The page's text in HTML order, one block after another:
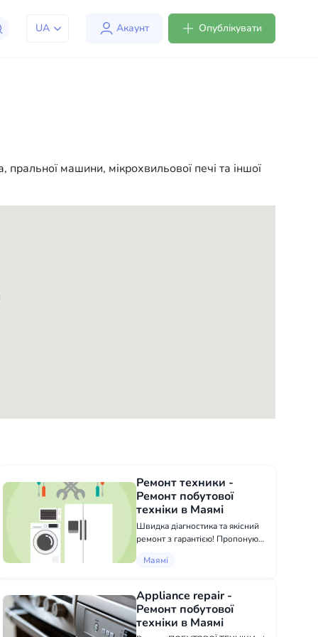
UA Акаунт Опублікувати
машини, мікрохвильової печі та іншої
Ремонт техники -
Ремонт побутової
техніки в Маямі
Швидка діагностика та якісний
ремонт з гарантією! Пропоную
обслуговування техніки:
сушильні машини;
Мікрохвильовки; Плити; Печі
електро та газові.
Маямі
Appliance repair -
Ремонт побутової
техніки в Маямі